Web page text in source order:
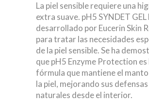
La piel sensible requiere una
extra suave. pH5 SYNDET GEL
desarrollado por Eucerin Skin
para tratar las necesidades
de la piel sensible. Se ha
que pH5 Enzyme Protection es
fórmula que mantiene el
la piel, mejorando sus defensas
naturales desde el interior.